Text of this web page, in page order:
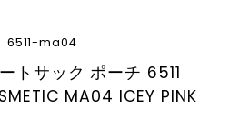
6511-ma04
トサック ポーチ 6511
MA04 ICEY PINK